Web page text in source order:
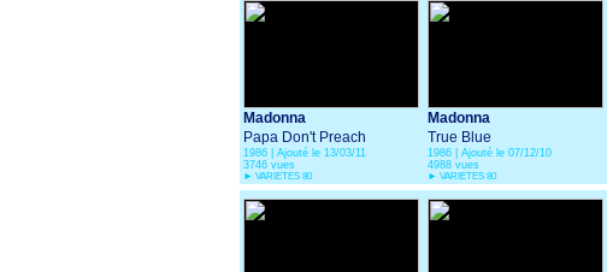
Madonna
Papa Don't Preach
1986 | Ajouté le 13/03/11
3746 vues
► VARIETES 80
Madonna
True Blue
1986 | Ajouté le 07/12/10
4988 vues
► VARIETES 80